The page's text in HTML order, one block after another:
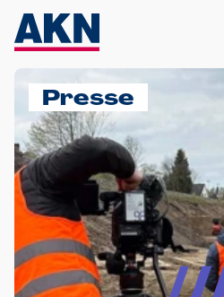
Presse